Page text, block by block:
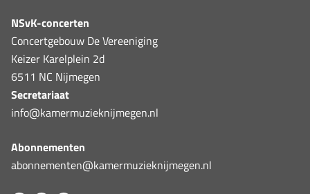
NSvK-concerten
Concertgebouw De Vereeniging
Keizer Karelplein 2d
6511 NC Nijmegen
Secretariaat
info@kamermuzieknijmegen.nl
Abonnementen
abonnementen@kamermuzieknijmegen.nl